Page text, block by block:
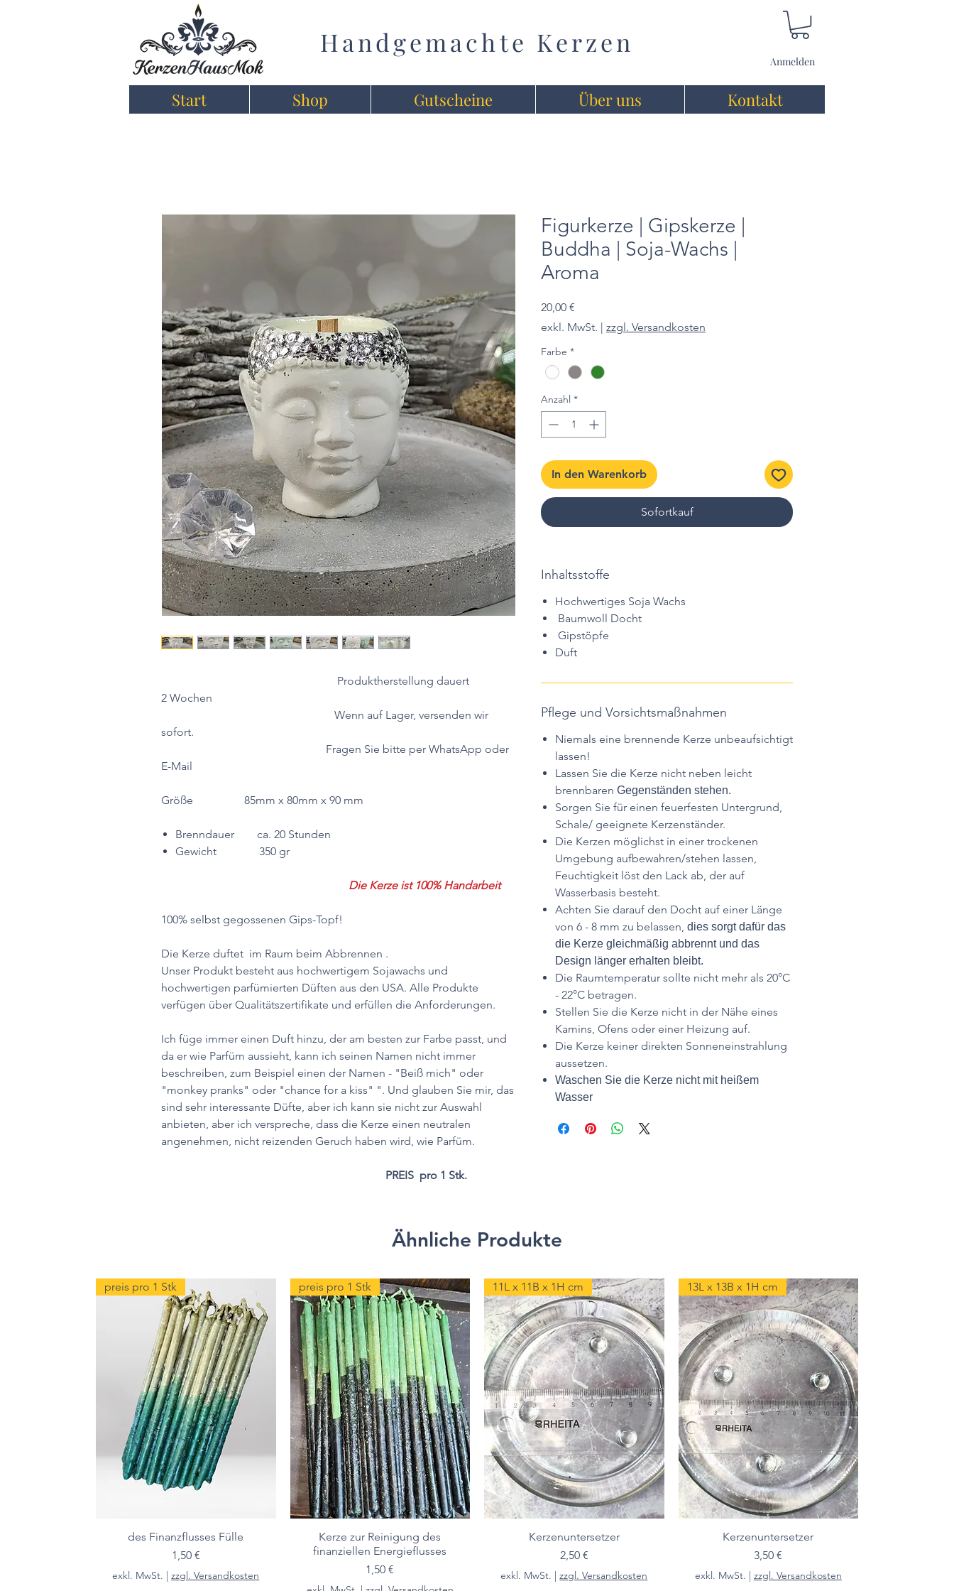
Handgemachte Kerzen
Anmelden
Start Shop Gutscheine Über uns Kontakt
Produktherstellung dauert
2 Wochen
Wenn auf Lager, versenden wir
sofort.
Fragen Sie bitte per WhatsApp oder
E-Mail
Größe 85mm x 80mm x 90 mm
Brenndauer ca. 20 Stunden
Gewicht 350 gr
Die Kerze ist 100% Handarbeit
100% selbst gegossenen Gips-Topf!
Die Kerze duftet im Raum beim Abbrennen .
Unser Produkt besteht aus hochwertigem Sojawachs und
hochwertigen parfümierten Düften aus den USA. Alle Produkte
verfügen über Qualitätszertifikate und erfüllen die Anforderungen.
Ich füge immer einen Duft hinzu, der am besten zur Farbe passt, und
da er wie Parfüm aussieht, kann ich seinen Namen nicht immer
beschreiben, zum Beispiel einen der Namen - "Beiß mich" oder
"monkey pranks" oder "chance for a kiss" ". Und glauben Sie mir, das
sind sehr interessante Düfte, aber ich kann sie nicht zur Auswahl
anbieten, aber ich verspreche, dass die Kerze einen neutralen
angenehmen, nicht reizenden Geruch haben wird, wie Parfüm.
PREIS pro 1 Stk.
Figurkerze | Gipskerze |
Buddha | Soja-Wachs |
Aroma
20,00 €
exkl. MwSt. | zzgl. Versandkosten
Farbe *
Anzahl *
In den Warenkorb
Sofortkauf
Inhaltsstoffe
Hochwertiges Soja Wachs
Baumwoll Docht
Gipstöpfe
Duft
Pflege und Vorsichtsmaßnahmen
Niemals eine brennende Kerze unbeaufsichtigt
lassen!
Lassen Sie die Kerze nicht neben leicht
brennbaren Gegenständen stehen.
Sorgen Sie für einen feuerfesten Untergrund,
Schale/ geeignete Kerzenständer.
Die Kerzen möglichst in einer trockenen
Umgebung aufbewahren/stehen lassen,
Feuchtigkeit löst den Lack ab, der auf
Wasserbasis besteht.
Achten Sie darauf den Docht auf einer Länge
von 6 - 8 mm zu belassen, dies sorgt dafür das
die Kerze gleichmäßig abbrennt und das
Design länger erhalten bleibt.
Die Raumtemperatur sollte nicht mehr als 20°C
- 22°C betragen.
Stellen Sie die Kerze nicht in der Nähe eines
Kamins, Ofens oder einer Heizung auf.
Die Kerze keiner direkten Sonneneinstrahlung
aussetzen.
Waschen Sie die Kerze nicht mit heißem
Wasser
Ähnliche Produkte
preis pro 1 Stk
des Finanzflusses Fülle
Preis
1,50 €
exkl. MwSt. |zzgl. Versandkosten
preis pro 1 Stk
Kerze zur Reinigung des
finanziellen Energieflusses
Preis
1,50 €
11L x 11B x 1H cm
Kerzenuntersetzer
Preis
2,50 €
exkl. MwSt. |zzgl. Versandkosten
13L x 13B x 1H cm
Kerzenuntersetzer
Preis
3,50 €
exkl. MwSt. | zzgl. Versandkosten